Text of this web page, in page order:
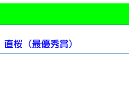
桜（最優秀賞）